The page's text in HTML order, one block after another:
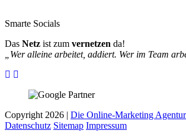
Smarte Socials
DasNetz ist zumvernetzen da!
„Wer alleine arbeitet, addiert. Wer im Team
Copyright 2026 | Die Online-Marketing
Datenschutz Sitemap Impressum